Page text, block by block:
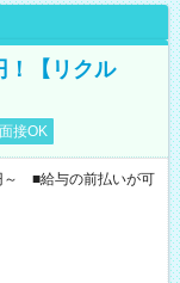
！【リクル
接OK
■給与の前払いが可